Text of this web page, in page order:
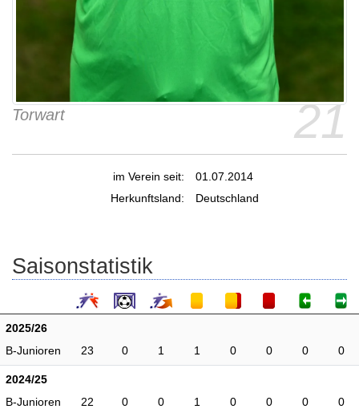
21
Torwart
im Verein seit:
01.07.2014
Herkunftsland:
Deutschland
Saisonstatistik
2025/26
B-Junioren
23 0 1 1 0 0 0 0
2024/25
B-Junioren
22 0 0 1 0 0 0 0